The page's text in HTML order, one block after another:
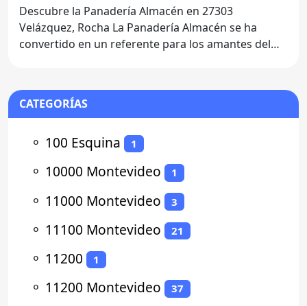
Descubre la Panadería Almacén en 27303
Velázquez, Rocha La Panadería Almacén se ha
convertido en un referente para los amantes del
CATEGORÍAS
⚬ 100 Esquina 1
⚬ 10000 Montevideo 1
⚬ 11000 Montevideo 3
⚬ 11100 Montevideo 21
⚬ 11200 1
⚬ 11200 Montevideo 37